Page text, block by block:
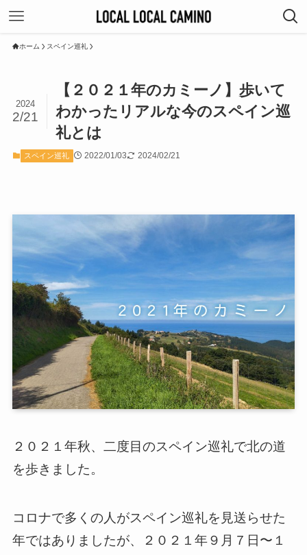
ホーム スペイン巡礼
【２０２１年のカミーノ】歩いて
わかったリアルな今のスペイン巡
礼とは
2024
2/21
スペイン巡礼 2022/01/03 2024/02/21
２０２１年秋、二度目のスペイン巡礼で北の道
を歩きました。
コロナで多くの人がスペイン巡礼を見送らせた
年ではありましたが、２０２１年９月７日〜１